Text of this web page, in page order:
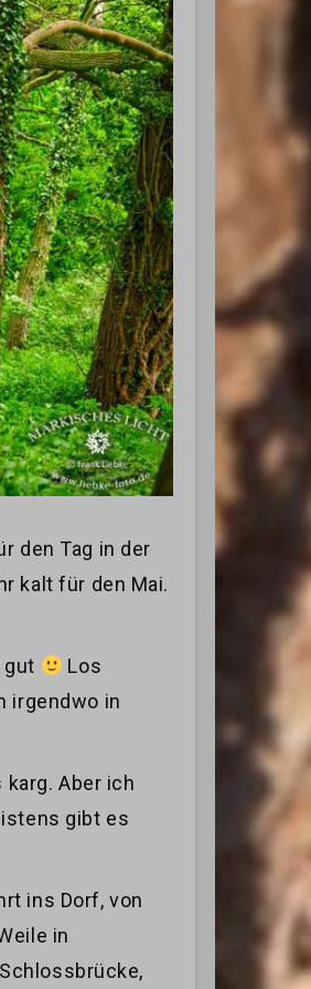
den Tag in der
kalt für den Mai.
gut
Los
irgendwo in
Aber ich
gibt es
ins Dorf, von
in